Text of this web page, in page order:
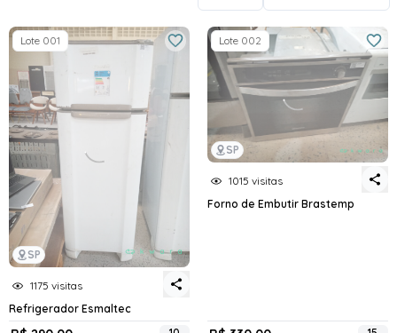
SP
Lote 001
1175 visitas
Refrigerador Esmaltec
SP
Lote 002
1015 visitas
Forno de Embutir Brastemp